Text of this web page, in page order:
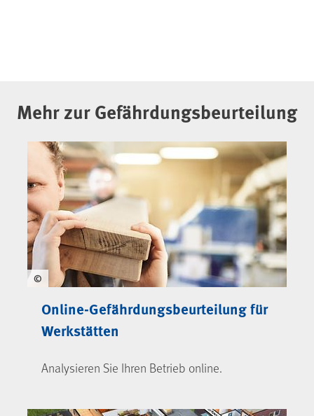
Mehr zur Gefährdungsbeurteilung
©
Online-Gefährdungsbeurteilung für
Werkstätten
Analysieren Sie Ihren Betrieb online.